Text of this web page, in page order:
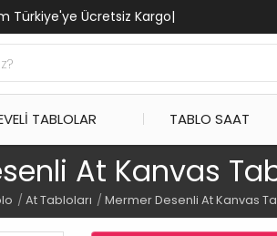
Türkiye'ye Ücretsiz Kargo|
TABLOLAR TABLO SAAT
At Kanvas
At Tabloları Mermer Desenli At Kanvas